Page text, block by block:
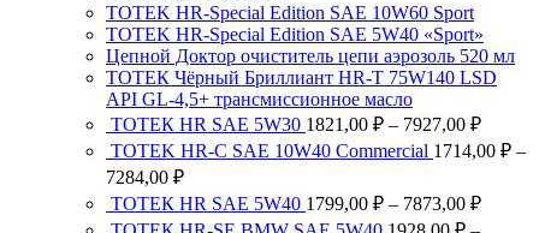
TOTEK HR-Special Edition SAE 10W60 Sport
TOTEK HR-Special Edition SAE 5W40 «Sport»
Цепной Доктор очиститель цепи аэрозоль 520 мл
ТОТЕК Чёрный Бриллиант HR-T 75W140 LSD
API GL-4,5+ трансмиссионное масло
ТОТЕК HR SAE 5W30 1821,00 ₽ – 7927,00 ₽
цен:
TOTEK HR-C SAE 10W40 Commercial 1714,00 ₽ –
7284,00 ₽Диапазон
цен:
1714,00 ₽
ТОТЕК HR SAE 5W40 1799,00 ₽ – 7873,00 ₽